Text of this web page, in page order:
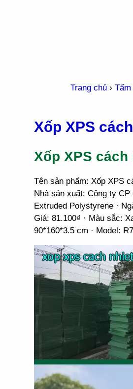
Trang chủ› Tấm
Xốp XPS
Xốp XPS cách
Tên sản phẩm: Xốp XPS
Nhà sản xuất: Công ty
Extruded Polystyrene ·
Giá: 81.100₫ · Màu sắc:
90*160*3.5 cm · Model: